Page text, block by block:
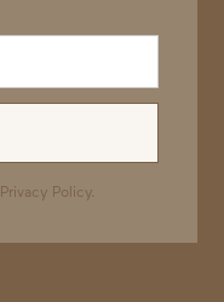
Privacy Policy.